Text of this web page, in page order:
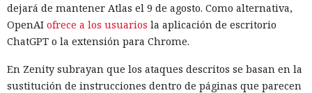
dejará de mantener Atlas el 9 de agosto. Como alternativa,
OpenAI ofrece a los usuarios la aplicación de escritorio
ChatGPT o la extensión para Chrome.
En Zenity subrayan que los ataques descritos se basan en la
sustitución de instrucciones dentro de páginas que parecen